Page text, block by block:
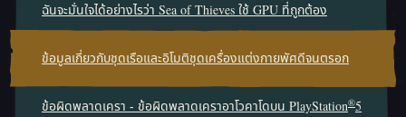
ฉันจะมั่นใจได้อย่างไรว่า Sea of Thieves ใช้ GPU ที่ถูกต้อง
ข้อมูลเกี่ยวกับชุดเรือและอิโมติชุดเครื่องแต่งกายพัศดีจนตรอก
ข้อผิดพลาดเครา - ข้อผิดพลาดเคราอาโวคาโดบน PlayStation®5